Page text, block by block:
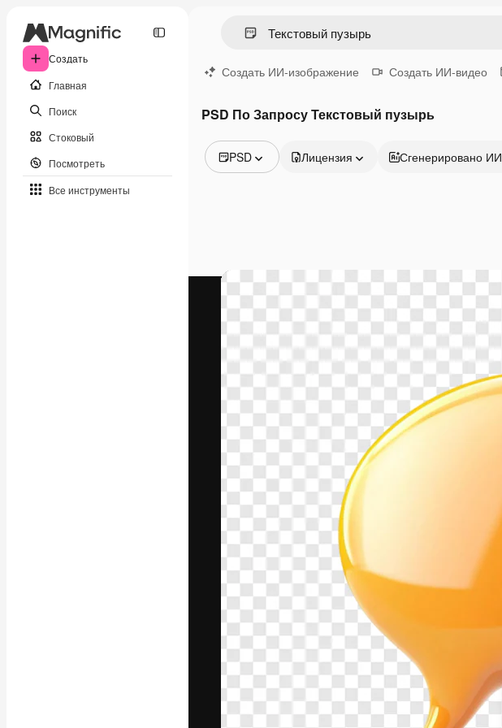
Создать
Главная
Поиск
Стоковый
Посмотреть
Все инструменты
Создать ИИ-изображение Создать ИИ-видео
PSD По Запросу Текстовый пузырь
PSD
Видео
Иконки
3D-модели
Шрифты
Лицензия Сгенерировано ИИ
Креативная платформа для создания
ваших лучших работ. Более 1 миллиона
подписчиков среди креаторов,
предприятий, агентств и студий.
Pусский